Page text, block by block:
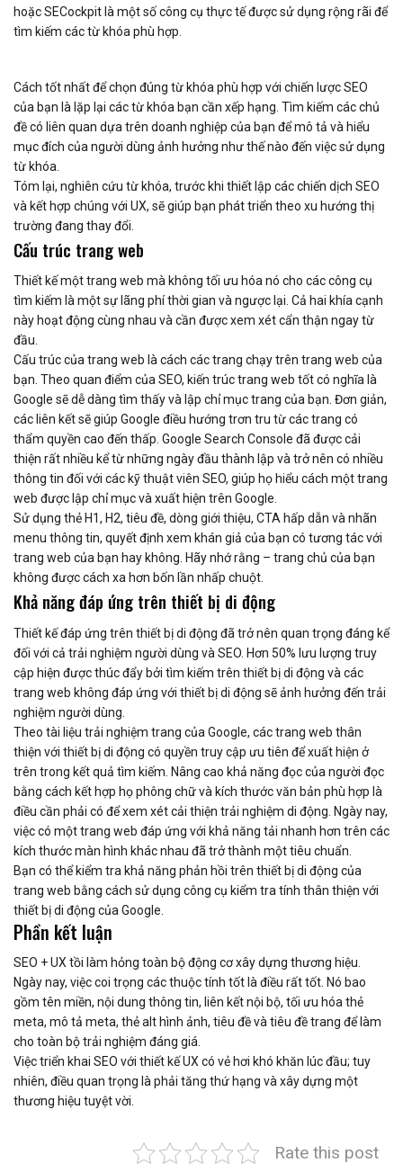
hoặc SECockpit là một số công cụ thực tế được sử dụng rộng rãi để
tìm kiếm các từ khóa phù hợp.
Cách tốt nhất để chọn đúng từ khóa phù hợp với chiến lược SEO
của bạn là lặp lại các từ khóa bạn cần xếp hạng. Tìm kiếm các chủ
đề có liên quan dựa trên doanh nghiệp của bạn để mô tả và hiểu
mục đích của người dùng ảnh hưởng như thế nào đến việc sử dụng
từ khóa.
Tóm lại, nghiên cứu từ khóa, trước khi thiết lập các chiến dịch SEO
và kết hợp chúng với UX, sẽ giúp bạn phát triển theo xu hướng thị
trường đang thay đổi.
Cấu trúc trang web
Thiết kế một trang web mà không tối ưu hóa nó cho các công cụ
tìm kiếm là một sự lãng phí thời gian và ngược lại. Cả hai khía cạnh
này hoạt động cùng nhau và cần được xem xét cẩn thận ngay từ
đầu.
Cấu trúc của trang web là cách các trang chạy trên trang web của
bạn. Theo quan điểm của SEO, kiến ​​trúc trang web tốt có nghĩa là
Google sẽ dễ dàng tìm thấy và lập chỉ mục trang của bạn. Đơn giản,
các liên kết sẽ giúp Google điều hướng trơn tru từ các trang có
thẩm quyền cao đến thấp. Google Search Console đã được cải
thiện rất nhiều kể từ những ngày đầu thành lập và trở nên có nhiều
thông tin đối với các kỹ thuật viên SEO, giúp họ hiểu cách một trang
web được lập chỉ mục và xuất hiện trên Google.
Sử dụng thẻ H1, H2, tiêu đề, dòng giới thiệu, CTA hấp dẫn và nhãn
menu thông tin, quyết định xem khán giả của bạn có tương tác với
trang web của bạn hay không. Hãy nhớ rằng – trang chủ của bạn
không được cách xa hơn bốn lần nhấp chuột.
Khả năng đáp ứng trên thiết bị di động
Thiết kế đáp ứng trên thiết bị di động đã trở nên quan trọng đáng kể
đối với cả trải nghiệm người dùng và SEO. Hơn 50% lưu lượng truy
cập hiện được thúc đẩy bởi tìm kiếm trên thiết bị di động và các
trang web không đáp ứng với thiết bị di động sẽ ảnh hưởng đến trải
nghiệm người dùng.
Theo tài liệu trải nghiệm trang của Google, các trang web thân
thiện với thiết bị di động có quyền truy cập ưu tiên để xuất hiện ở
trên trong kết quả tìm kiếm. Nâng cao khả năng đọc của người đọc
bằng cách kết hợp họ phông chữ và kích thước văn bản phù hợp là
điều cần phải có để xem xét cải thiện trải nghiệm di động. Ngày nay,
việc có một trang web đáp ứng với khả năng tải nhanh hơn trên các
kích thước màn hình khác nhau đã trở thành một tiêu chuẩn.
Bạn có thể kiểm tra khả năng phản hồi trên thiết bị di động của
trang web bằng cách sử dụng công cụ kiểm tra tính thân thiện với
thiết bị di động của Google.
Phần kết luận
SEO + UX tồi làm hỏng toàn bộ động cơ xây dựng thương hiệu.
Ngày nay, việc coi trọng các thuộc tính tốt là điều rất tốt. Nó bao
gồm tên miền, nội dung thông tin, liên kết nội bộ, tối ưu hóa thẻ
meta, mô tả meta, thẻ alt hình ảnh, tiêu đề và tiêu đề trang để làm
cho toàn bộ trải nghiệm đáng giá.
Việc triển khai SEO với thiết kế UX có vẻ hơi khó khăn lúc đầu; tuy
nhiên, điều quan trọng là phải tăng thứ hạng và xây dựng một
thương hiệu tuyệt vời.
Rate this post